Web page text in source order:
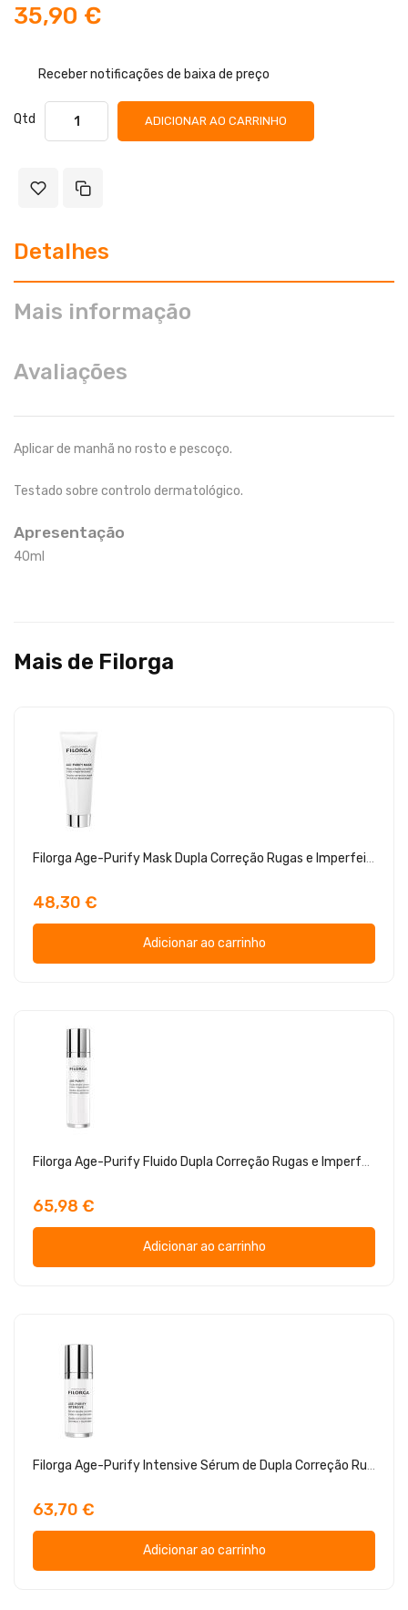
35,90 €
Receber notificações de baixa de preço
Qtd ADICIONAR AO CARRINHO
Detalhes
Mais informação
Avaliações
Aplicar de manhã no rosto e pescoço.
Testado sobre controlo dermatológico.
Apresentação
40ml
Mais de Filorga
Filorga Age-Purify Mask Dupla Correção Rugas e Imperfeições 75ml
48,30 €
Adicionar ao carrinho
Filorga Age-Purify Fluido Dupla Correção Rugas e Imperfeições 50ml
65,98 €
Adicionar ao carrinho
Filorga Age-Purify Intensive Sérum de Dupla Correção Rugas e Imperfeições 30ml
63,70 €
Adicionar ao carrinho